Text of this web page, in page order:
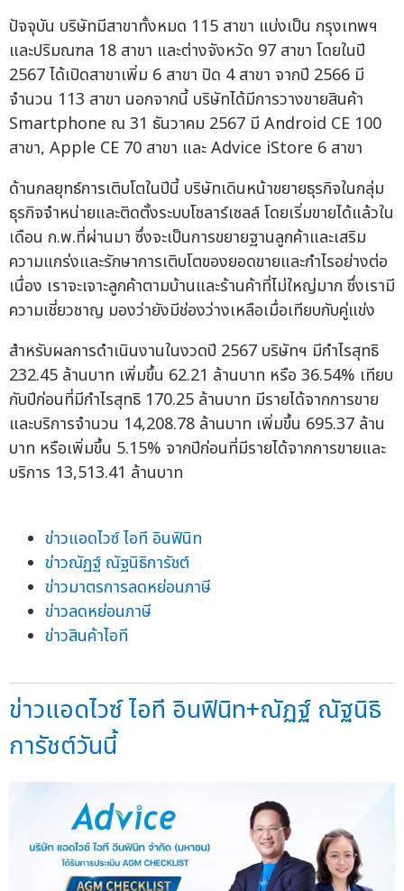
ปัจจุบัน บริษัทมีสาขาทั้งหมด 115 สาขา แบ่งเป็น กรุงเทพฯ
และปริมณฑล 18 สาขา และต่างจังหวัด 97 สาขา โดยในปี
2567 ได้เปิดสาขาเพิ่ม 6 สาขา ปิด 4 สาขา จากปี 2566 มี
จำนวน 113 สาขา นอกจากนี้ บริษัทได้มีการวางขายสินค้า
Smartphone ณ 31 ธันวาคม 2567 มี Android CE 100
สาขา, Apple CE 70 สาขา และ Advice iStore 6 สาขา
ด้านกลยุทธ์การเติบโตในปีนี้ บริษัทเดินหน้าขยายธุรกิจในกลุ่ม
ธุรกิจจำหน่ายและติดตั้งระบบโซลาร์เซลล์ โดยเริ่มขายได้แล้วใน
เดือน ก.พ.ที่ผ่านมา ซึ่งจะเป็นการขยายฐานลูกค้าและเสริม
ความแกร่งและรักษาการเติบโตของยอดขายและกำไรอย่างต่อ
เนื่อง เราจะเจาะลูกค้าตามบ้านและร้านค้าที่ไม่ใหญ่มาก ซึ่งเรามี
ความเชี่ยวชาญ มองว่ายังมีช่องว่างเหลือเมื่อเทียบกับคู่แข่ง
สำหรับผลการดำเนินงานในงวดปี 2567 บริษัทฯ มีกำไรสุทธิ
232.45 ล้านบาท เพิ่มขึ้น 62.21 ล้านบาท หรือ 36.54% เทียบ
กับปีก่อนที่มีกำไรสุทธิ 170.25 ล้านบาท มีรายได้จากการขาย
และบริการจำนวน 14,208.78 ล้านบาท เพิ่มขึ้น 695.37 ล้าน
บาท หรือเพิ่มขึ้น 5.15% จากปีก่อนที่มีรายได้จากการขายและ
บริการ 13,513.41 ล้านบาท
ข่าวแอดไวซ์ ไอที อินฟินิท
ข่าวณัฏฐ์ ณัฐนิธิการัชต์
ข่าวมาตรการลดหย่อนภาษี
ข่าวลดหย่อนภาษี
ข่าวสินค้าไอที
ข่าวแอดไวซ์ ไอที อินฟินิท+ณัฏฐ์ ณัฐนิธิ
การัชต์วันนี้